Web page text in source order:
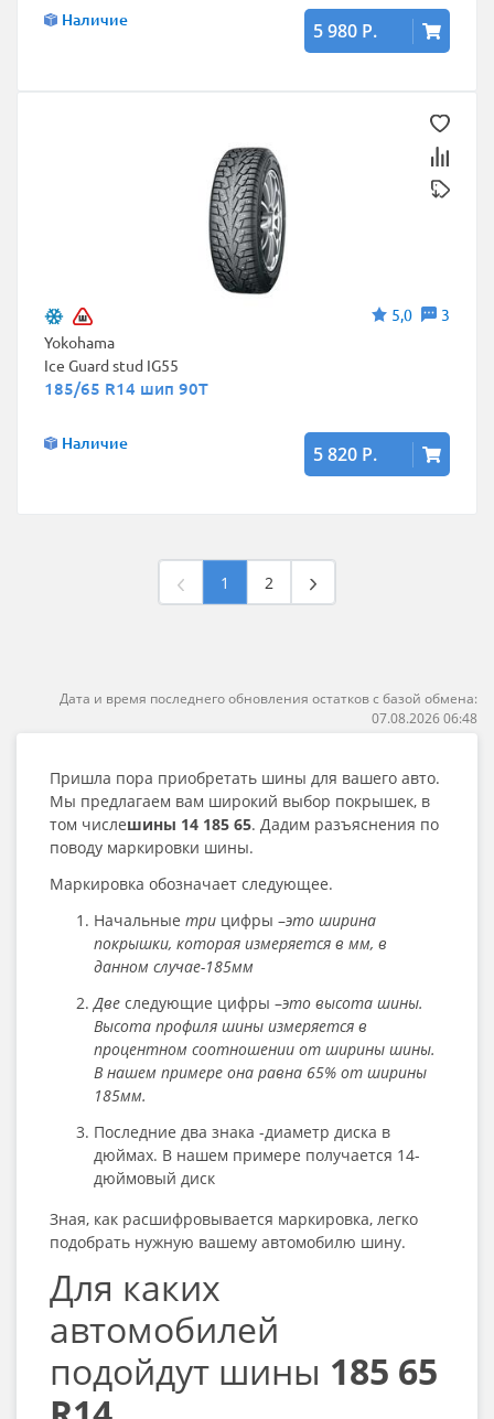
Наличие 5 980 Р.
5,0
3
Yokohama
Ice Guard stud IG55
185/65 R14 шип 90T
Наличие 5 820 Р.
1 2
Дата и время последнего обновления остатков с базой обмена:
07.08.2026 06:48
Пришла пора приобретать шины для вашего авто.
Мы предлагаем вам широкий выбор покрышек, в
том числешины 14 185 65. Дадим разъяснения по
поводу маркировки шины.
Маркировка обозначает следующее.
Начальные три цифры –это ширина
покрышки, которая измеряется в мм, в
данном случае-185мм
Две следующие цифры –это высота шины.
Высота профиля шины измеряется в
процентном соотношении от ширины шины.
В нашем примере она равна 65% от ширины
185мм.
Последние два знака -диаметр диска в
дюймах. В нашем примере получается 14-
дюймовый диск
Зная, как расшифровывается маркировка, легко
подобрать нужную вашему автомобилю шину.
Для каких
автомобилей
подойдут шины 185 65